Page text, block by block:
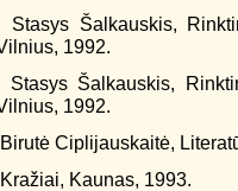
Stasys Šalkauskis,
1992.
Stasys Šalkauskis,
1992.
Birutė Ciplijauskaitė,
Kražiai, Kaunas, 1993.